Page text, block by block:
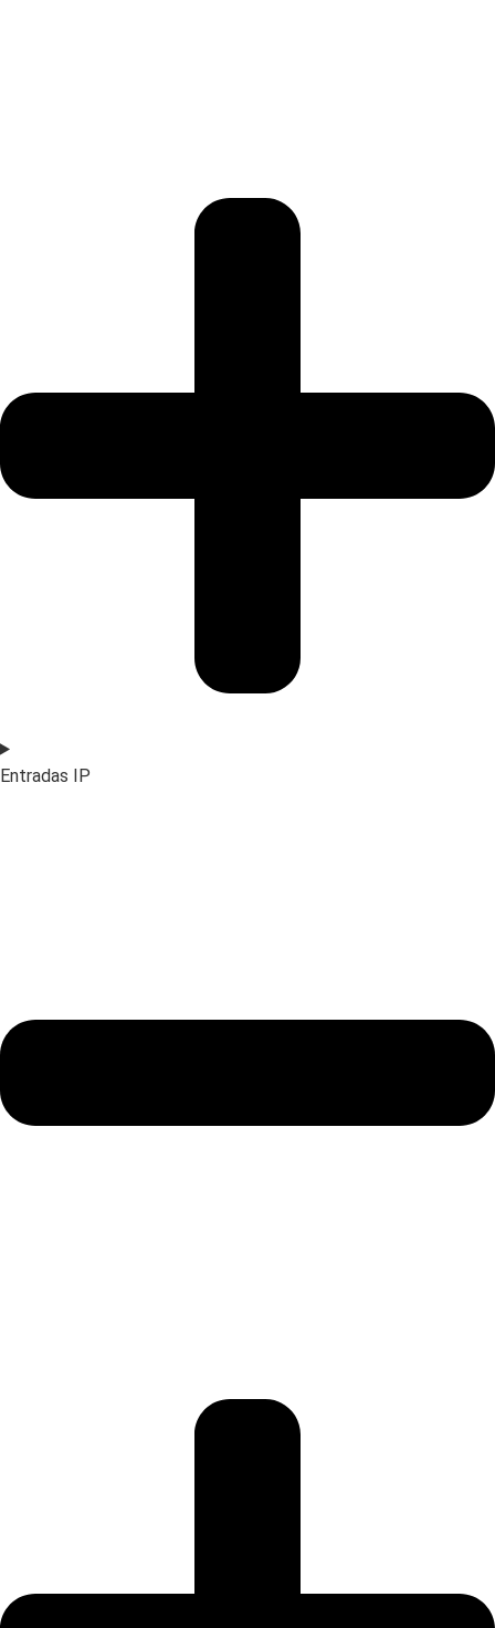
Entradas IP